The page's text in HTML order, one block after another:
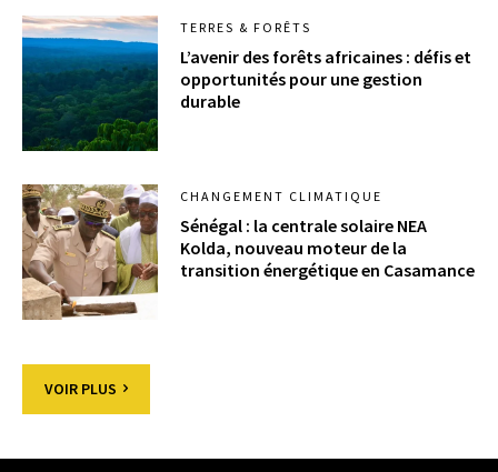
TERRES & FORÊTS
L’avenir des forêts africaines : défis et
opportunités pour une gestion
durable
CHANGEMENT CLIMATIQUE
Sénégal : la centrale solaire NEA
Kolda, nouveau moteur de la
transition énergétique en Casamance
VOIR PLUS